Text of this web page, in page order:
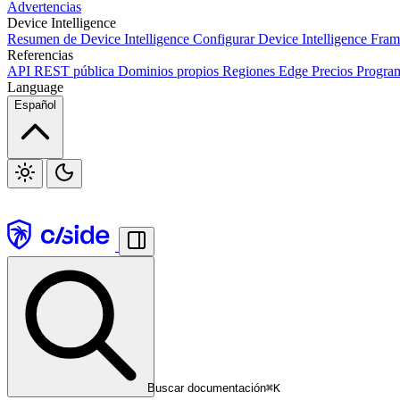
Webhooks
Paquete JavaScript
S3JiraLinear
Advertencias
Device Intelligence
Resumen de Device Intelligence Configurar Device Intelligence
Referencias
API REST pública Dominios propios Regiones Edge Precios
Language
Español
Buscar documentación⌘K